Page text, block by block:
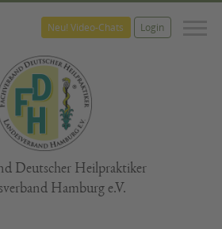
Neu! Video-Chats Login
Deutscher Heilpraktiker
Hamburg e.V.